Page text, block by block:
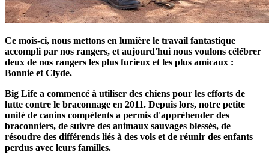
Ce mois-ci, nous mettons en lumière le travail fantastique
accompli par nos rangers, et aujourd'hui nous voulons célébrer
deux de nos rangers les plus furieux et les plus amicaux :
Bonnie et Clyde.
Big Life a commencé à utiliser des chiens pour les efforts de
lutte contre le braconnage en 2011. Depuis lors, notre petite
unité de canins compétents a permis d'appréhender des
braconniers, de suivre des animaux sauvages blessés, de
résoudre des différends liés à des vols et de réunir des enfants
perdus avec leurs familles.